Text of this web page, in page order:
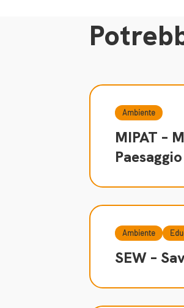
Ambiente
MIPAT –
Ambiente
SEW –